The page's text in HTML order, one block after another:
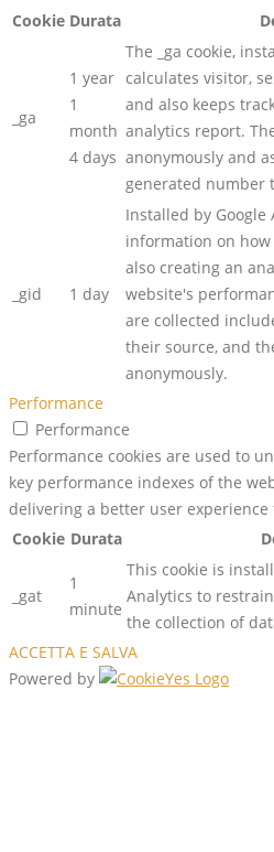
Cookie Durata
_ga
1 year
1
month
4 days
The _ga cookie,
calculates visitor,
and also keeps
analytics report.
anonymously and
generated number
_gid 1 day
Installed by Google
information on
also creating an
website's
are collected
their source, and
anonymously.
Performance
Performance
Performance cookies are used to
key performance indexes of the
delivering a better user
Cookie Durata
_gat
1
minute
This cookie is
Analytics to
the collection of
ACCETTA E SALVA
Powered by